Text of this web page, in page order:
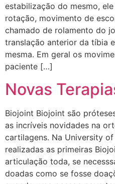
estabilização do mesmo,
rotação, movimento de
chamado de rolamento do
translação anterior da tíbia
mesma. Em geral os
paciente […]
Novas
Biojoint Biojoint são
as incríveis novidades na
cartilagens. Na University
realizadas as primeiras
articulação toda, se
doadas como se fosse